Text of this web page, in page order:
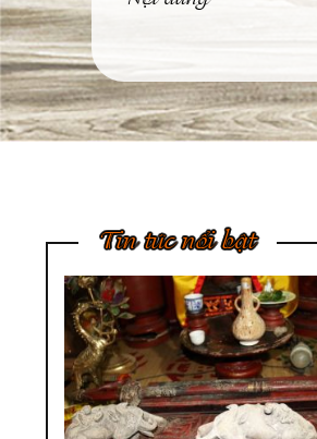
Tin tức nổi bật